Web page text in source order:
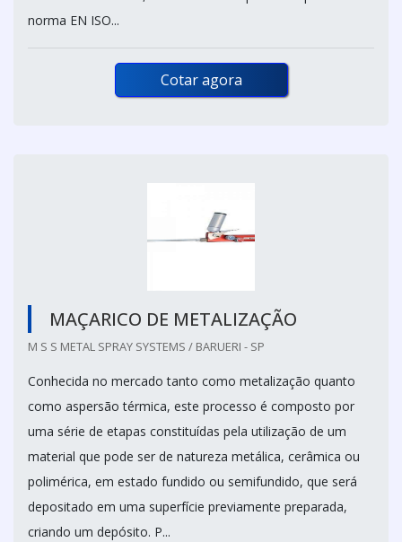
norma EN ISO...
Cotar agora
MAÇARICO DE METALIZAÇÃO
M S S METAL SPRAY SYSTEMS / BARUERI - SP
Conhecida no mercado tanto como metalização quanto
como aspersão térmica, este processo é composto por
uma série de etapas constituídas pela utilização de um
material que pode ser de natureza metálica, cerâmica ou
polimérica, em estado fundido ou semifundido, que será
depositado em uma superfície previamente preparada,
criando um depósito. P...